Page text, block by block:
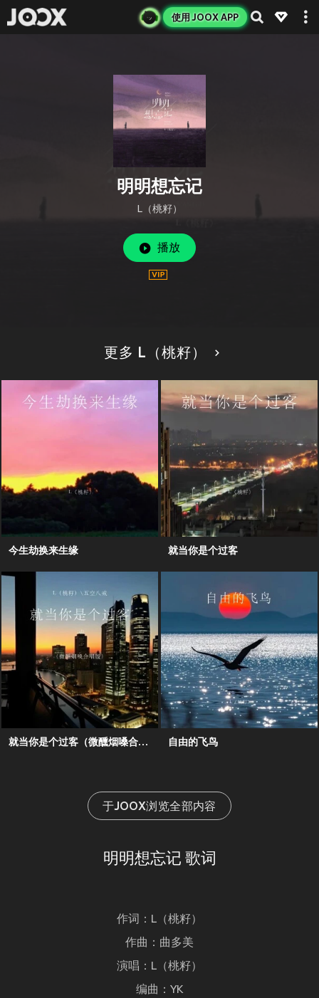
使用 JOOX APP
明明想忘记
L（桃籽）
播放
更多 L（桃籽）
今生劫换来生缘 就当你是个过客
就当你是个过客（微醺烟嗓合唱版） 自由的飞鸟
于JOOX浏览全部内容
明明想忘记 歌词
作词：L（桃籽）
作曲：曲多美
演唱：L（桃籽）
编曲：YK